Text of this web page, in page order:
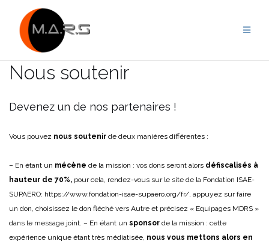
content
Nous soutenir
Devenez un de nos partenaires !
Vous pouvez nous soutenir de deux manières différentes :
– En étant un mécène de la mission : vos dons seront alors défiscalisés à
hauteur de 70%, pour cela, rendez-vous sur le site de la Fondation ISAE-
SUPAERO: https://www.fondation-isae-supaero.org/fr/, appuyez sur faire
un don, choisissez le don fléché vers Autre et précisez « Equipages MDRS »
dans le message joint. – En étant un sponsor de la mission : cette
expérience unique étant très médiatisée, nous vous mettons alors en